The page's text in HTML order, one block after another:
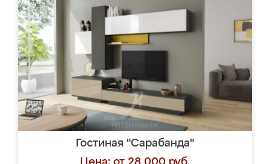
Гостиная "Сарабанда"